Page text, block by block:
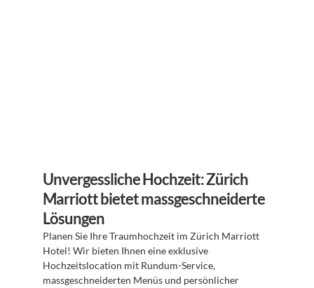
Unvergessliche Hochzeit: Zürich
Marriott bietet massgeschneiderte
Lösungen
Planen Sie Ihre Traumhochzeit im Zürich Marriott
Hotel! Wir bieten Ihnen eine exklusive
Hochzeitslocation mit Rundum-Service,
massgeschneiderten Menüs und persönlicher